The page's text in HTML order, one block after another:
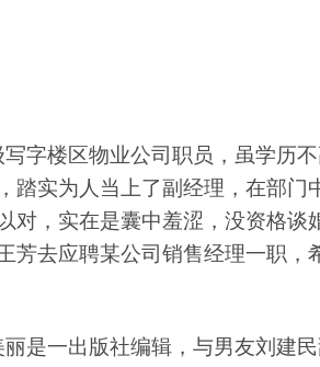
字楼区物业公司职员，虽学历
踏实为人当上了副经理，在部门
对，实在是囊中羞涩，没资格谈
芳去应聘某公司销售经理一职，
是一出版社编辑，与男友刘建